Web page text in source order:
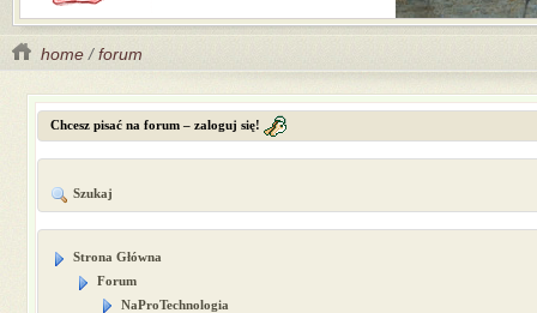
home /forum
Chcesz pisać na forum – zaloguj się!
Szukaj
Strona Główna
Forum
NaProTechnologia